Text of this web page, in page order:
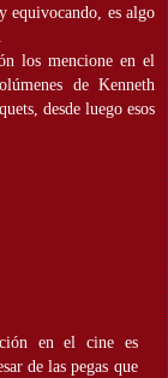
equivocando, es algo
los mencione en el
de Kenneth
desde luego esos
en el cine es
de las pegas que